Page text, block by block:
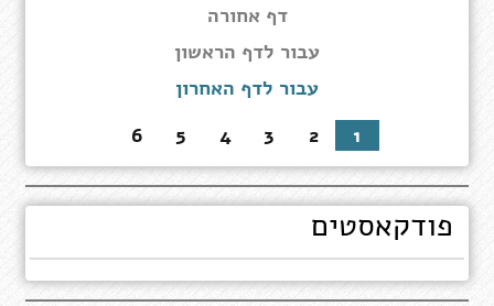
דף אחורה
עבור
הראשון
עבור לדף הראשון
עבור לדף האחרון
1
2
3
4
5
6
פודקאסטים